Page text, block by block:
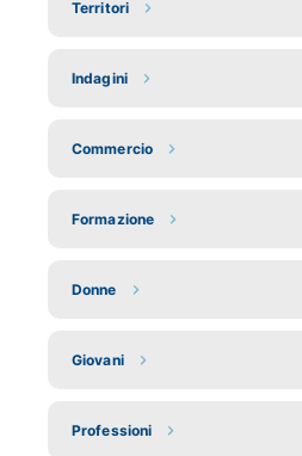
Territori
Indagini
Commercio
Formazione
Donne
Giovani
Professioni